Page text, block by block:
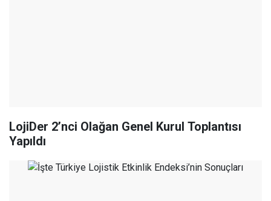
LojiDer 2’nci Olağan Genel Kurul Toplantısı
Yapıldı